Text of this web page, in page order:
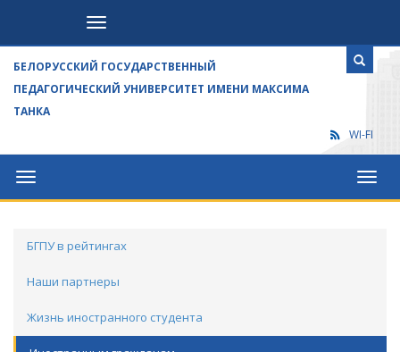
Посетителям
БЕЛОРУССКИЙ ГОСУДАРСТВЕННЫЙ
ПЕДАГОГИЧЕСКИЙ УНИВЕРСИТЕТ ИМЕНИ МАКСИМА
ТАНКА
WI-FI
Университет
БГПУ в рейтингах
Наши партнеры
Жизнь иностранного студента